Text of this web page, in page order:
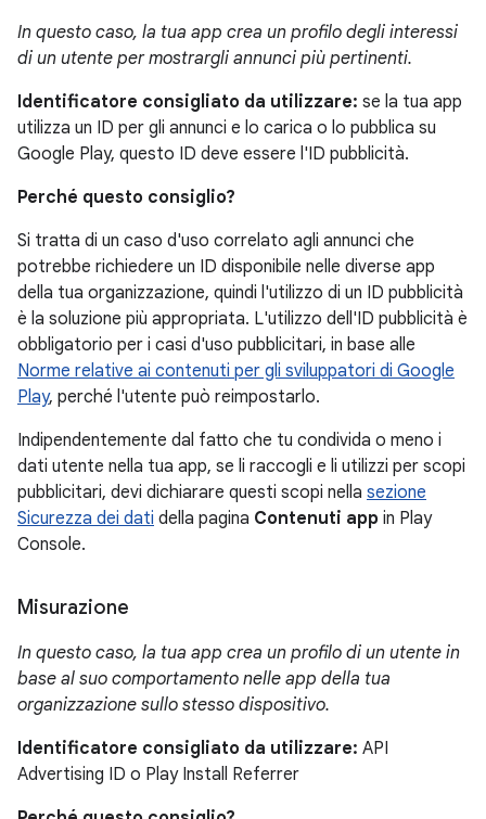
In questo caso, la tua app crea un profilo degli interessi
di un utente per mostrargli annunci più pertinenti.
Identificatore consigliato da utilizzare: se la tua app
utilizza un ID per gli annunci e lo carica o lo pubblica su
Google Play, questo ID deve essere l'ID pubblicità.
Perché questo consiglio?
Si tratta di un caso d'uso correlato agli annunci che
potrebbe richiedere un ID disponibile nelle diverse app
della tua organizzazione, quindi l'utilizzo di un ID pubblicità
è la soluzione più appropriata. L'utilizzo dell'ID pubblicità è
obbligatorio per i casi d'uso pubblicitari, in base alle
Norme relative ai contenuti per gli sviluppatori di Google
Play, perché l'utente può reimpostarlo.
Indipendentemente dal fatto che tu condivida o meno i
dati utente nella tua app, se li raccogli e li utilizzi per scopi
pubblicitari, devi dichiarare questi scopi nella sezione
Sicurezza dei dati della pagina Contenuti app in Play
Console.
Misurazione
In questo caso, la tua app crea un profilo di un utente in
base al suo comportamento nelle app della tua
organizzazione sullo stesso dispositivo.
Identificatore consigliato da utilizzare: API
Advertising ID o Play Install Referrer